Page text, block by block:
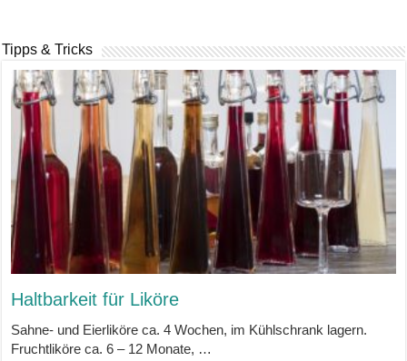
Tipps & Tricks
Haltbarkeit für Liköre
Sahne- und Eierliköre ca. 4 Wochen, im Kühlschrank lagern.
Fruchtliköre ca. 6 – 12 Monate, …